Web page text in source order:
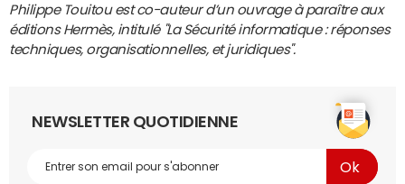
Philippe Touitou est co-auteur d’un ouvrage à paraître aux
éditions Hermès, intitulé "La Sécurité informatique : réponses
techniques, organisationnelles, et juridiques".
NEWSLETTER QUOTIDIENNE